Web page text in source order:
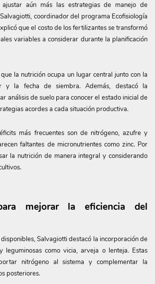
ajustar aún más las estrategias de manejo de
coordinador del programa Ecofisiología
que el costo de los fertilizantes se transformó
variables a considerar durante la planificación
la nutrición ocupa un lugar central junto con la
y la fecha de siembra. Además, destacó la
análisis de suelo para conocer el estado inicial de
acordes a cada situación productiva.
más frecuentes son de nitrógeno, azufre y
faltantes de micronutrientes como zinc. Por
la nutrición de manera integral y considerando
mejorar la eficiencia del
Salvagiotti destacó la incorporación de
leguminosas como vicia, arveja o lenteja. Estas
nitrógeno al sistema y complementar la
posteriores.